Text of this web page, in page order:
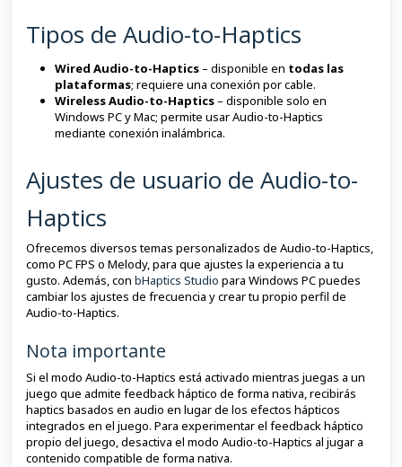
Tipos de Audio-to-Haptics
Wired Audio-to-Haptics – disponible en todas las
plataformas; requiere una conexión por cable.
Wireless Audio-to-Haptics – disponible solo en
Windows PC y Mac; permite usar Audio-to-Haptics
mediante conexión inalámbrica.
Ajustes de usuario de Audio-to-
Haptics
Ofrecemos diversos temas personalizados de Audio-to-Haptics,
como PC FPS o Melody, para que ajustes la experiencia a tu
gusto. Además, con bHaptics Studio para Windows PC puedes
cambiar los ajustes de frecuencia y crear tu propio perfil de
Audio-to-Haptics.
Nota importante
Si el modo Audio-to-Haptics está activado mientras juegas a un
juego que admite feedback háptico de forma nativa, recibirás
haptics basados en audio en lugar de los efectos hápticos
integrados en el juego. Para experimentar el feedback háptico
propio del juego, desactiva el modo Audio-to-Haptics al jugar a
contenido compatible de forma nativa.